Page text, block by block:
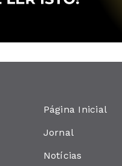
Página Inicial
Jornal
Notícias